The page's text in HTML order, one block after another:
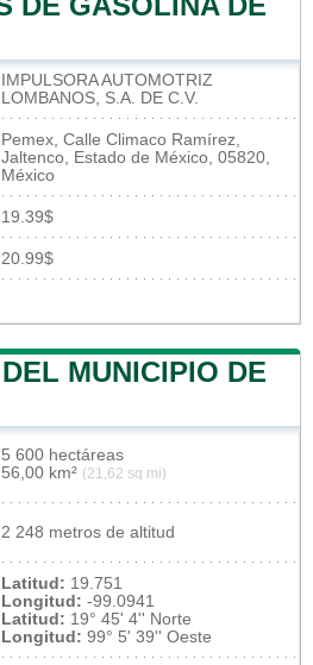
IMPULSORA AUTOMOTRIZ
LOMBANOS, S.A. DE C.V.
Pemex, Calle Climaco Ramírez,
Jaltenco, Estado de México, 05820,
México
19.39$
20.99$
MUNICIPIO DE
5 600 hectáreas
56,00 km² (21,62 sq mi)
2 248 metros de altitud
Latitud: 19.751
Longitud: -99.0941
Latitud: 19° 45' 4'' Norte
Longitud: 99° 5' 39'' Oeste